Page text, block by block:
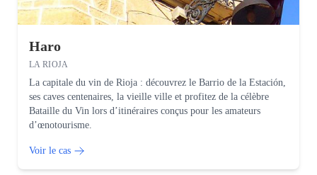
Haro
LA RIOJA
La capitale du vin de Rioja : découvrez le Barrio de la Estación,
ses caves centenaires, la vieille ville et profitez de la célèbre
Bataille du Vin lors d’itinéraires conçus pour les amateurs
d’œnotourisme.
Voir le cas